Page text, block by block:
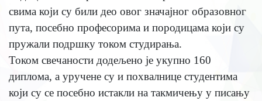
свима који су били део овог значајног образовног
пута, посебно професорима и породицама који су
пружали подршку током студирања.
Током свечаности додељено је укупно 160
диплома, а уручене су и похвалнице студентима
који су се посебно истакли на такмичењу у писању